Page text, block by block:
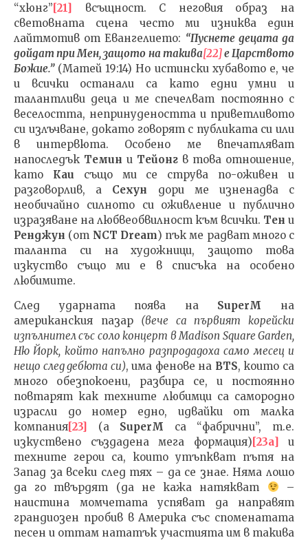
“хюнг”[21] всъщност. С неговия образ на
световната сцена често ми изниква един
лайтмотив от Евангелието: “Пуснете децата да
дойдат при Мен, защото на такива[22]е Царството
Божие.”(Матей 19:14) Но истински хубавото е, че
и всички останали са като едни умни и
талантливи деца и ме спечелват постоянно с
веселостта, непринудеността и приветливото
си излъчване, докато говорят с публиката си или
в интервюта. Особено ме впечатляват
напоследък Темин и Тейонг в това отношение,
като Каи също ми се струва по-оживен и
разговорлив, а Сехун дори ме изненадва с
необичайно силното си оживление и публично
изразяване на любвеобвилност към всички. Тен и
Ренджун (от NCT Dream) пък ме радват много с
таланта си на художници, защото това
изкуство също ми е в списъка на особено
любимите.
След ударната поява на SuperM на
американския пазар (вече са първият корейски
изпълнител със соло концерт вMadison Square Garden,
Ню Йорк, който напълно разпродадоха само месец и
нещо след дебюта си), има фенове на BTS, които са
много обезпокоени, разбира се, и постоянно
повтарят как техните любимци са самородно
израсли до номер едно, идвайки от малка
компания[23] (a SuperM са “фабрични”, т.е.
изкуствено създадена мега формация)[23а] и
техните герои са, които утъпкват пътя на
Запад за всеки след тях – да се знае. Няма лошо
да го твърдят (да не кажа натякват
–
наистина момчетата успяват да направят
грандиозен пробив в Америка със споменатата
песен и оттам нататък участията им в такива